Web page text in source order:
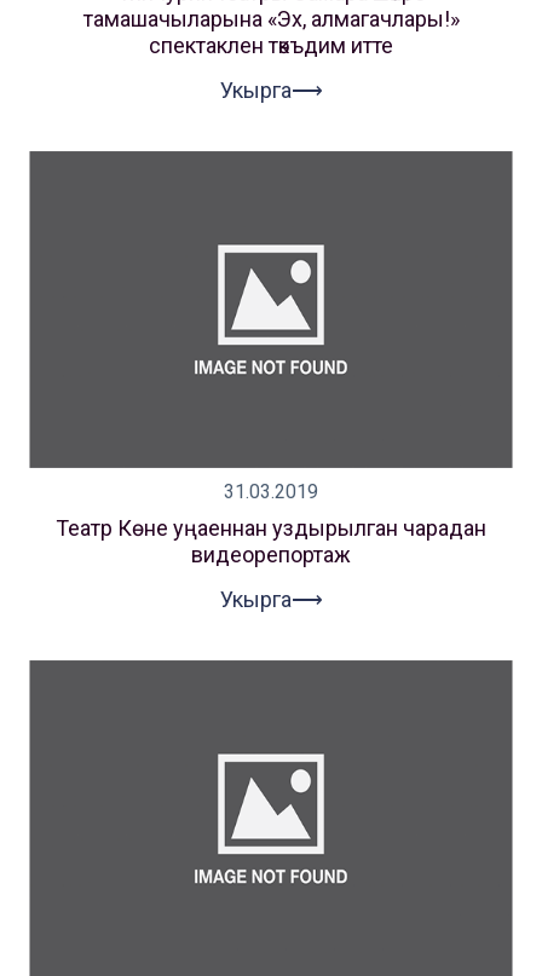
тамашачыларына «Эх, алмагачлары!»
спектаклен тәкъдим итте
Укырга⟶
31.03.2019
Театр Көне уңаеннан уздырылган чарадан
видеорепортаж
Укырга⟶